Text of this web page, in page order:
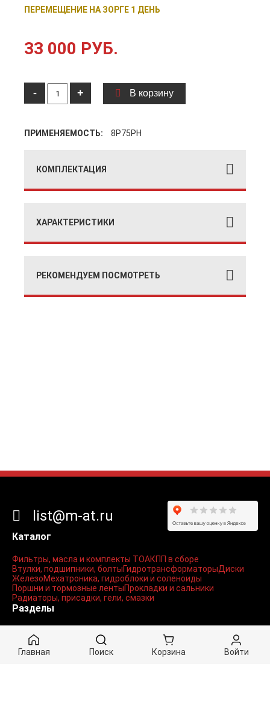
ПЕРЕМЕЩЕНИЕ НА ЗОРГЕ 1 ДЕНЬ
33 000 РУБ.
- + В корзину
ПРИМЕНЯЕМОСТЬ: 8P75PH
КОМПЛЕКТАЦИЯ
ХАРАКТЕРИСТИКИ
РЕКОМЕНДУЕМ ПОСМОТРЕТЬ
Каталог
Фильтры, масла и комплекты ТОАКПП в сборе
Втулки, подшипники, болтыГидротрансформаторыДиски
ЖелезоМехатроника, гидроблоки и соленоиды
Поршни и тормозные лентыПрокладки и сальники
Радиаторы, присадки, гели, смазки
Разделы
Личный кабинет
list@m-at.ru
Главная Поиск Корзина Войти